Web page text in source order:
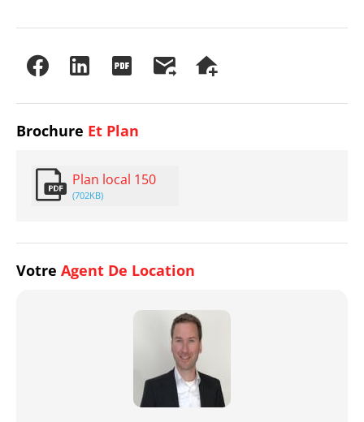
Brochure Et Plan
Plan local 150
(702KB)
Votre Agent De Location